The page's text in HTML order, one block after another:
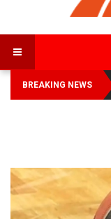
BREAKING NEWS